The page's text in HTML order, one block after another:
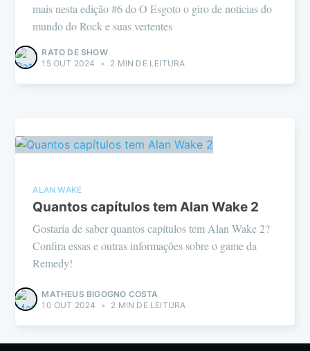
mais nesta edição #6 do O Esgoto o giro de noticias do
mundo do Rock e suas vertentes
RATO DE SHOW
15 OUT 2024
• 2 MIN DE LEITURA
ALAN WAKE
Quantos capítulos tem Alan Wake 2
Gostaria de saber quantos capítulos tem Alan Wake 2?
Confira essas e outras informações sobre o game da
Remedy!
MATHEUS BIGOGNO COSTA
10 OUT 2024
• 2 MIN DE LEITURA